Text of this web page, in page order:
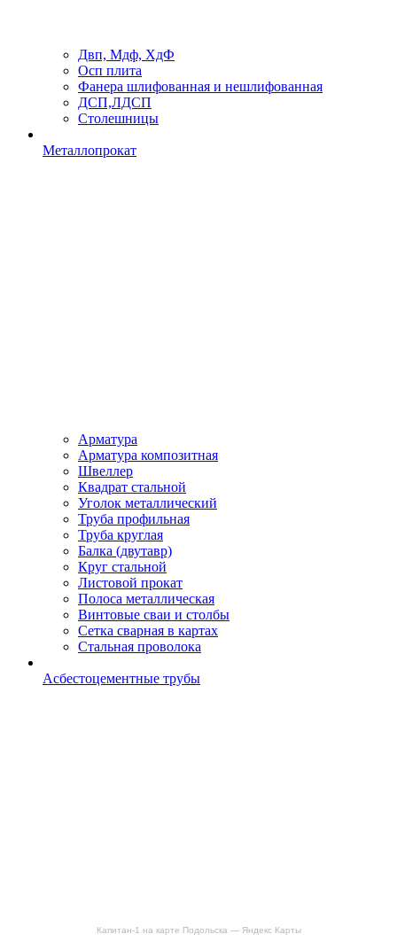
Капитан-1 на карте Подольска — Яндекс Карты
Двп, Мдф, ХдФ
Осп плита
Фанера шлифованная и нешлифованная
ДСП,ЛДСП
Столешницы
Металлопрокат
Арматура
Арматура композитная
Швеллер
Квадрат стальной
Уголок металлический
Труба профильная
Труба круглая
Балка (двутавр)
Круг стальной
Листовой прокат
Полоса металлическая
Винтовые сваи и столбы
Сетка сварная в картах
Стальная проволока
Асбестоцементные трубы